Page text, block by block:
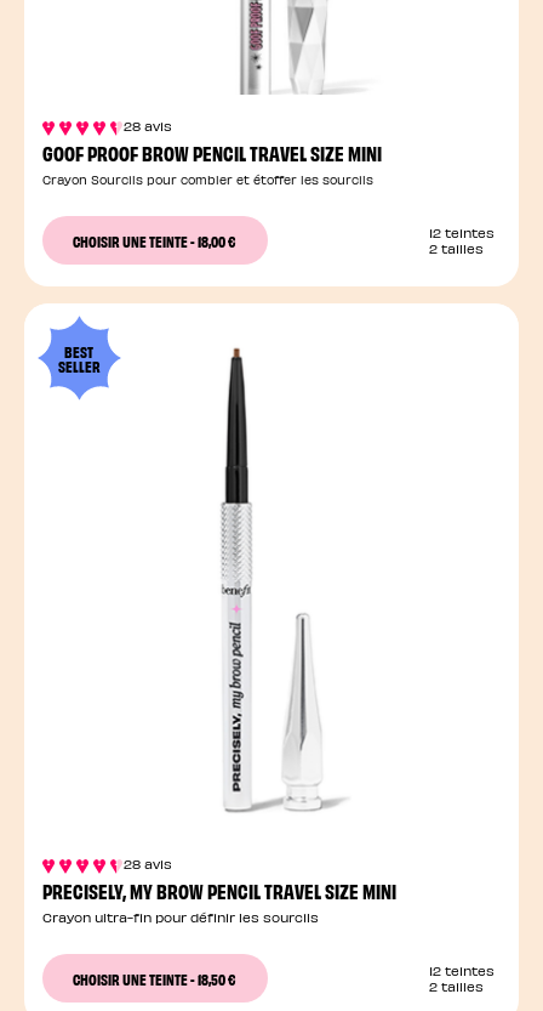
28 avis
GOOF PROOF BROW PENCIL TRAVEL SIZE MINI
Crayon Sourcils pour combler et étoffer les sourcils
CHOISIR UNE TEINTE-18,00 €
12 teintes
2 tailles
BEST
SELLER
28 avis
PRECISELY, MY BROW PENCIL TRAVEL SIZE MINI
Crayon ultra-fin pour définir les sourcils
CHOISIR UNE TEINTE-18,50 €
12 teintes
2 tailles